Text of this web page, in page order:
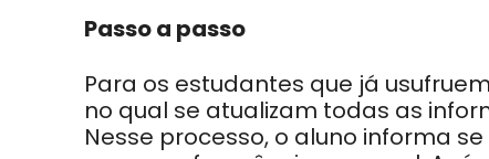
Passo a passo
Para os estudantes que já
no qual se atualizam todas as
Nesse processo, o aluno informa